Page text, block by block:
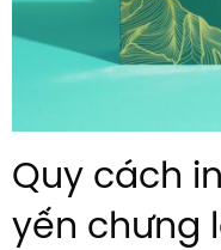
Quy cách
yến chưng